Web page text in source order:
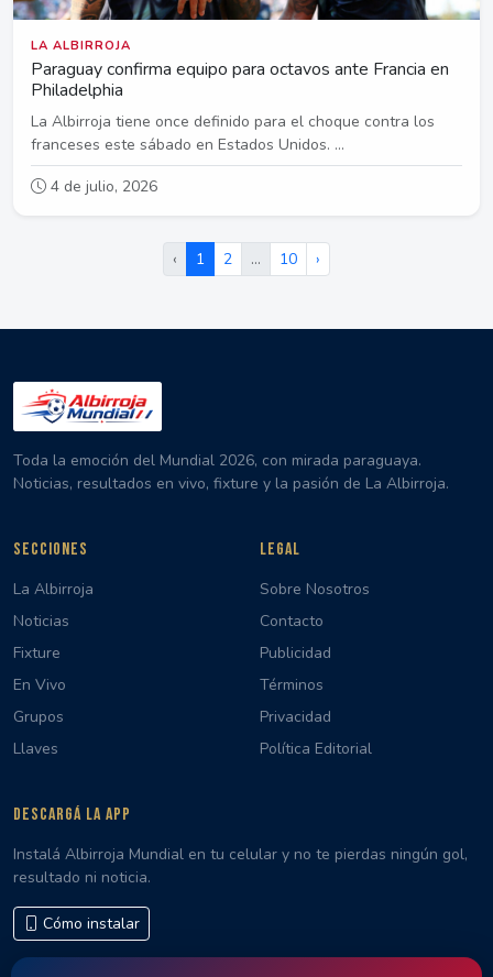
LA ALBIRROJA
Paraguay confirma equipo para octavos ante Francia en
Philadelphia
La Albirroja tiene once definido para el choque contra los
franceses este sábado en Estados Unidos. ...
4 de julio, 2026
‹ 1 2 … 10 ›
Toda la emoción del Mundial 2026, con mirada paraguaya.
Noticias, resultados en vivo, fixture y la pasión de La Albirroja.
SECCIONES
La Albirroja
Noticias
Fixture
En Vivo
Grupos
Llaves
LEGAL
Sobre Nosotros
Contacto
Publicidad
Términos
Privacidad
Política Editorial
DESCARGÁ LA APP
Instalá Albirroja Mundial en tu celular y no te pierdas ningún gol,
resultado ni noticia.
Cómo instalar